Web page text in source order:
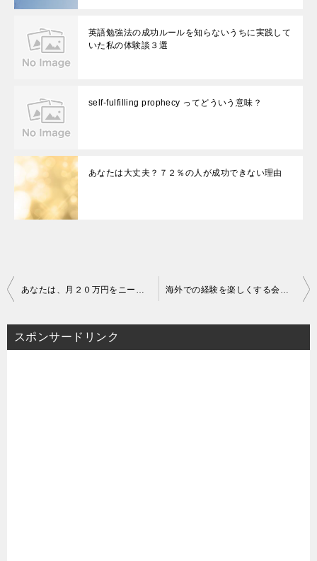
英語勉強法の成功ルールを知らないうちに実践して
いた私の体験談３選
self-fulfilling prophecy ってどういう意味？
あなたは大丈夫？７２％の人が成功できない理由
投
ナ
あなたは、月２０万円をニーズを満たさないサービスに支払っています 海外での経験を楽しくする会話の裏技
スポンサードリンク